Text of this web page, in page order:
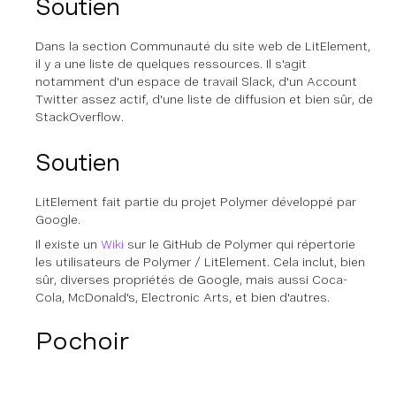
Soutien
Dans la section Communauté du site web de LitElement,
il y a une liste de quelques ressources. Il s'agit
notamment d'un espace de travail Slack, d'un Account
Twitter assez actif, d'une liste de diffusion et bien sûr, de
StackOverflow.
Soutien
LitElement fait partie du projet Polymer développé par
Google.
Il existe un Wiki sur le GitHub de Polymer qui répertorie
les utilisateurs de Polymer / LitElement. Cela inclut, bien
sûr, diverses propriétés de Google, mais aussi Coca-
Cola, McDonald's, Electronic Arts, et bien d'autres.
Pochoir